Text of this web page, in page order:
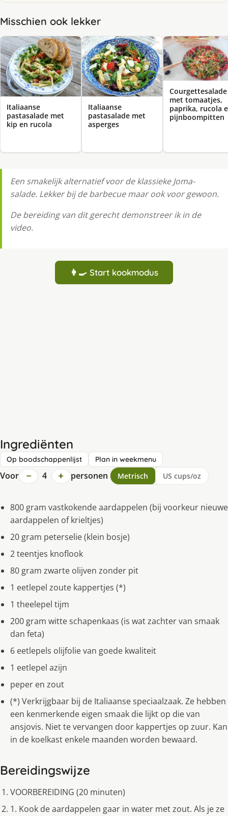
Misschien ook lekker
Italiaanse
pastasalade met
kip en rucola
Italiaanse
pastasalade met
asperges
Courgettesalade
met tomaatjes,
paprika, rucola
pijnboompitten
Een smakelijk alternatief voor de klassieke Joma-
salade. Lekker bij de barbecue maar ook voor gewoon.
De bereiding van dit gerecht demonstreer ik in de
video.
👩‍🍳 Start kookmodus
Ingrediënten
Op boodschappenlijst Plan in weekmenu
Voor − 4 + personen Metrisch US cups/oz
800 gram vastkokende aardappelen (bij voorkeur nieuwe
aardappelen of krieltjes)
20 gram peterselie (klein bosje)
2 teentjes knoflook
80 gram zwarte olijven zonder pit
1 eetlepel zoute kappertjes (*)
1 theelepel tijm
200 gram witte schapenkaas (is wat zachter van smaak
dan feta)
6 eetlepels olijfolie van goede kwaliteit
1 eetlepel azijn
peper en zout
(*) Verkrijgbaar bij de Italiaanse speciaalzaak. Ze hebben
een kenmerkende eigen smaak die lijkt op die van
ansjovis. Niet te vervangen door kappertjes op zuur. Kan
in de koelkast enkele maanden worden bewaard.
Bereidingswijze
VOORBEREIDING (20 minuten)
1. Kook de aardappelen gaar in water met zout. Als je ze